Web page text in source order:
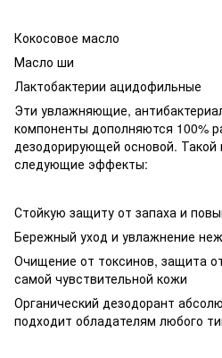
Кокосовое масло
Масло ши
Лактобактерии ацидофильные
Эти увлажняющие,
компоненты дополняются 100%
дезодорирующей основой. Такой
следующие эффекты:
Стойкую защиту от запаха и
Бережный уход и увлажнение
Очищение от токсинов, защита
самой чувствительной кожи
Органический дезодорант
подходит обладателям любого